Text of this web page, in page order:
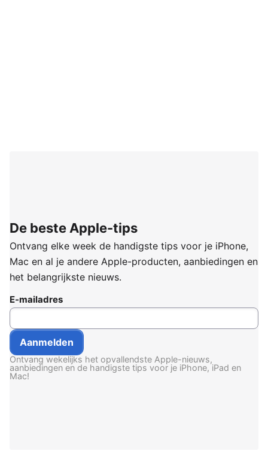
De beste Apple-tips
Ontvang elke week de handigste tips voor je iPhone,
Mac en al je andere Apple-producten, aanbiedingen en
het belangrijkste nieuws.
E-mailadres
Ontvang wekelijks het opvallendste Apple-nieuws,
aanbiedingen en de handigste tips voor je iPhone, iPad en
Mac!